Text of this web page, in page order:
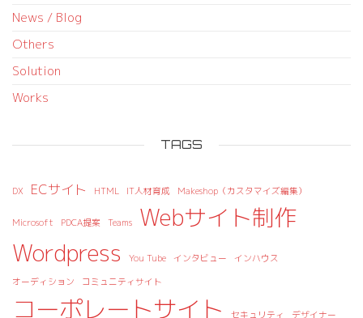
News / Blog
Others
Solution
Works
TAGS
DX ECサイト HTML IT人材育成 Makeshop（カスタマイズ編集）
Microsoft PDCA提案 Teams
Webサイト制作
Wordpress
You Tube インタビュー インハウス
オーディション コミュニティサイト
コーポレートサイト セキュリティ デザイナー